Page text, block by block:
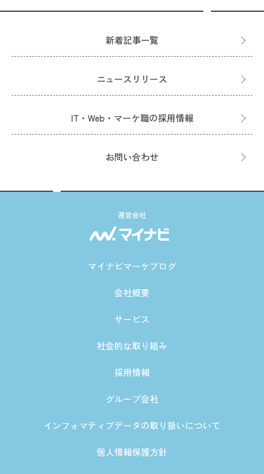
新着記事一覧
ニュースリリース
IT・Web・マーケ職の採用情報
お問い合わせ
運営会社
マイナビマーケブログ
会社概要
サービス
社会的な取り組み
採用情報
グループ会社
インフォマティブデータの取り扱いについて
個人情報保護方針